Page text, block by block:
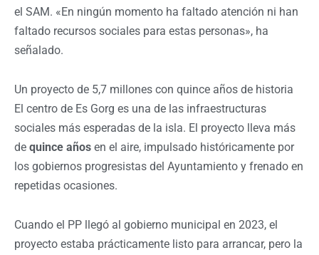
el SAM. «En ningún momento ha faltado atención ni han
faltado recursos sociales para estas personas», ha
señalado.
Un proyecto de 5,7 millones con quince años de historia
El centro de Es Gorg es una de las infraestructuras
sociales más esperadas de la isla. El proyecto lleva más
de quince años en el aire, impulsado históricamente por
los gobiernos progresistas del Ayuntamiento y frenado en
repetidas ocasiones.
Cuando el PP llegó al gobierno municipal en 2023, el
proyecto estaba prácticamente listo para arrancar, pero la